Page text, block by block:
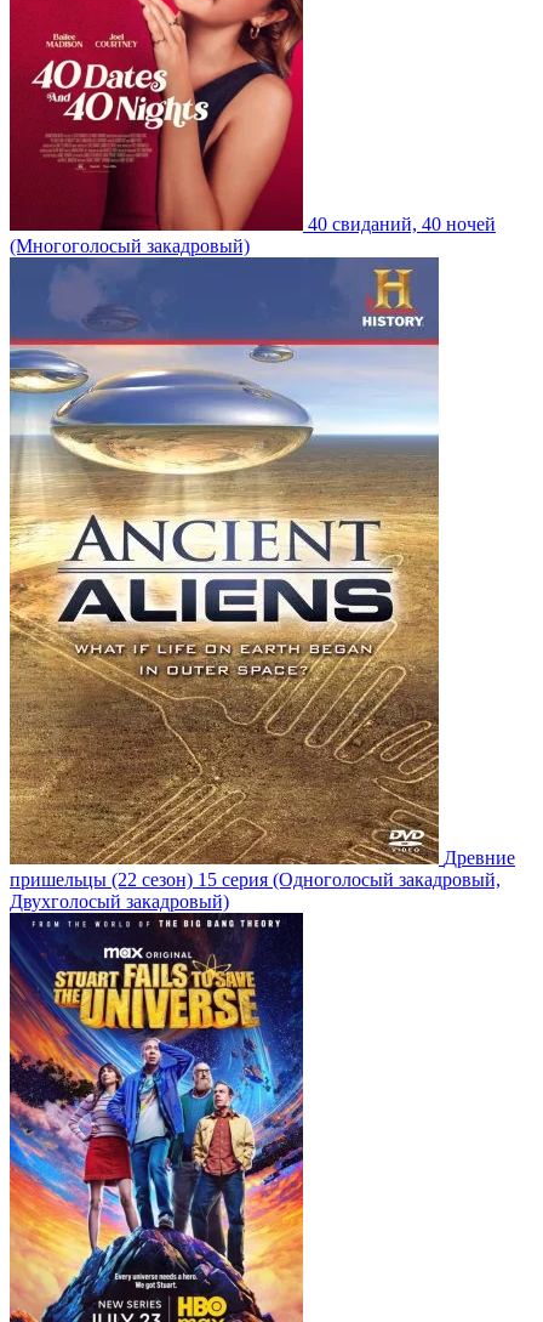
40 свиданий, 40 ночей
(Многоголосый закадровый)
Древние
пришельцы (22 сезон) 15 серия (Одноголосый закадровый,
Двухголосый закадровый)